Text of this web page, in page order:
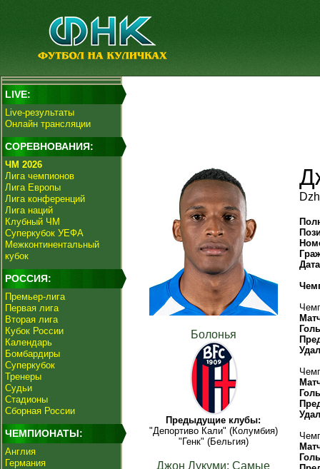
LIVE:
Live-результаты
Онлайн трансляции
СОРЕВНОВАНИЯ:
ЧМ 2026
Лига чемпионов
Лига Европы
Лига конференций
Лига наций
Клубный ЧМ
Суперкубок УЕФА
Межконтинентальный
кубок
РОССИЯ:
Премьер-лига
Первая лига
Вторая лига
Кубок России
Календарь
Бомбардиры
Суперкубок
Тренеры
Судьи
Стадионы
Сборная России
ЧЕМПИОНАТЫ:
Англия
Германия
Болонья
Предыдущие клубы:
"Депортиво Кали" (Колумбия)
"Генк" (Бельгия)
Джон Лукуми: Самые